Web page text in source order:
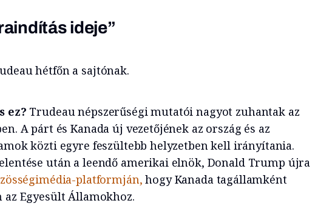
ideje”
hétfőn a sajtónak.
ez? Trudeau népszerűségi mutatói nagyot zuhantak az
A párt és Kanada új vezetőjének az ország és az
közti egyre feszültebb helyzetben kell irányítania.
után a leendő amerikai elnök, Donald Trump újra
platformján, hogy Kanada tagállamként
az Egyesült Államokhoz.